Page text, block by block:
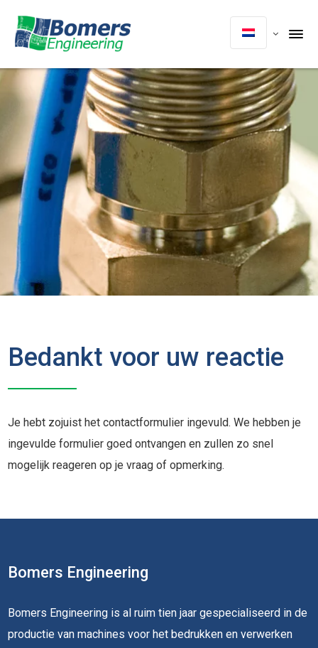
Bedankt voor uw reactie
Je hebt zojuist het contactformulier ingevuld. We hebben je
ingevulde formulier goed ontvangen en zullen zo snel
mogelijk reageren op je vraag of opmerking.
Bomers Engineering
Bomers Engineering is al ruim tien jaar gespecialiseerd in de
productie van machines voor het bedrukken en verwerken